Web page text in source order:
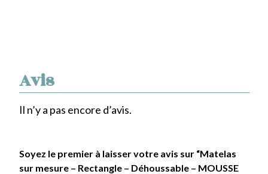
Avis
Il n’y a pas encore d’avis.
Soyez le premier à laisser votre avis sur “Matelas
sur mesure – Rectangle – Déhoussable – MOUSSE